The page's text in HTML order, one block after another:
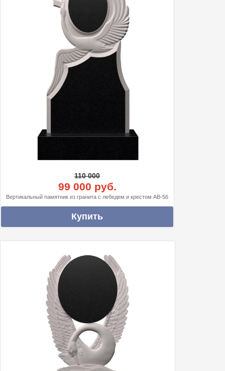
110 000
99 000 руб.
Вертикальный памятник из гранита с лебедем и крестом АВ-56